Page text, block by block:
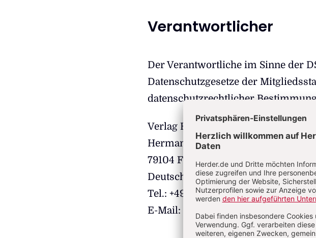
Verantwortlicher
Der Verantwortliche im Sinne der
Datenschutzgesetze der
datenschutzrechtlicher
Verlag Herder GmbH
Hermann-Herder-Str. 4
79104 Freiburg im Breisgau
Deutschland
Tel.: +49 761 2717300
E-Mail: kundenservice@herder.de